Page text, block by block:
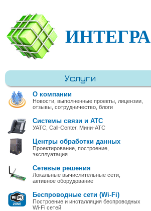
ИНТЕГРА
Услуги
О компании
Новости, выполненные проекты, лицензии,
отзывы, сотрудничество, блоги
Системы связи и АТС
УАТС, Call-Center, Мини-АТС
Центры обработки данных
Проектирование, построение,
эксплуатация
Сетевые решения
Локальные вычислительные сети,
активное оборудование
Беспроводные сети (Wi-Fi)
Построение и инсталляция беспроводных
Wi-Fi сетей